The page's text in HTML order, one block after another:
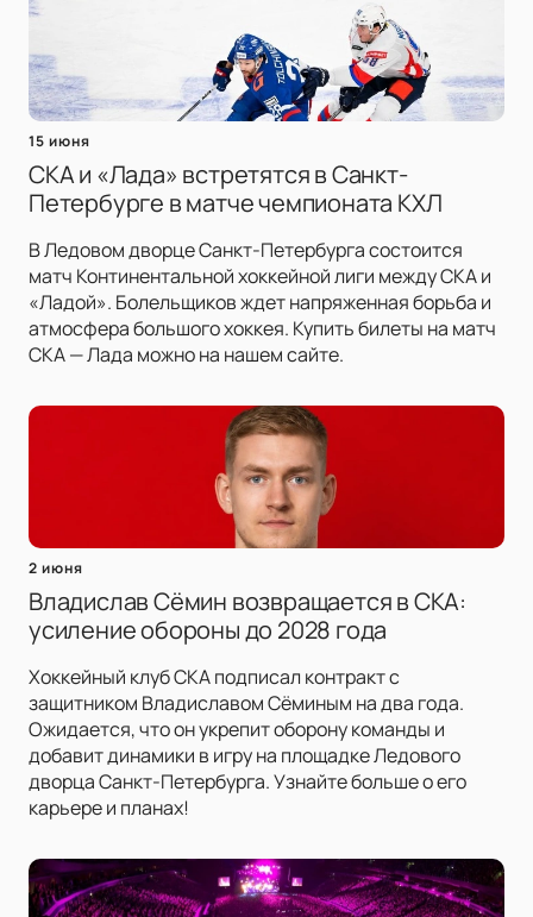
15 июня
СКА и «Лада» встретятся в Санкт-
Петербурге в матче чемпионата КХЛ
В Ледовом дворце Санкт-Петербурга состоится
матч Континентальной хоккейной лиги между СКА и
«Ладой». Болельщиков ждет напряженная борьба и
атмосфера большого хоккея. Купить билеты на матч
СКА — Лада можно на нашем сайте.
2 июня
Владислав Сёмин возвращается в СКА:
усиление обороны до 2028 года
Хоккейный клуб СКА подписал контракт с
защитником Владиславом Сёминым на два года.
Ожидается, что он укрепит оборону команды и
добавит динамики в игру на площадке Ледового
дворца Санкт-Петербурга. Узнайте больше о его
карьере и планах!